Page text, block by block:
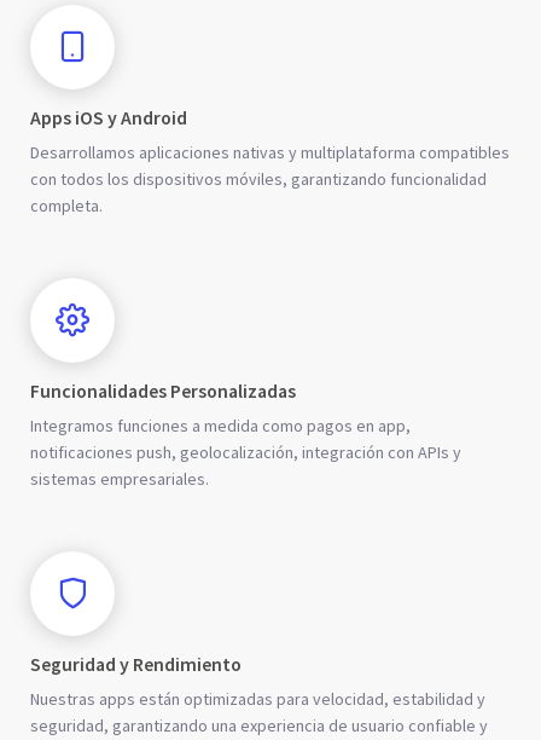
Apps iOS y Android
Desarrollamos aplicaciones nativas y multiplataforma compatibles
con todos los dispositivos móviles, garantizando funcionalidad
completa.
Funcionalidades Personalizadas
Integramos funciones a medida como pagos en app,
notificaciones push, geolocalización, integración con APIs y
sistemas empresariales.
Seguridad y Rendimiento
Nuestras apps están optimizadas para velocidad, estabilidad y
seguridad, garantizando una experiencia de usuario confiable y